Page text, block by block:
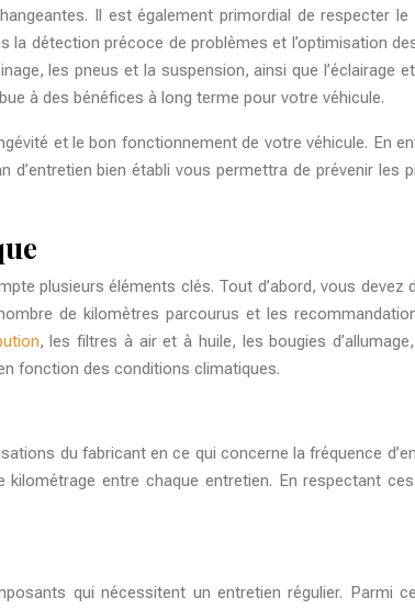
Il est également primordial de respecter
détection précoce de problèmes et l’optimisation
les pneus et la suspension, ainsi que l’éclairage
à des bénéfices à long terme pour votre véhicule.
et le bon fonctionnement de votre véhicule. En
bien établi vous permettra de prévenir les
plusieurs éléments clés. Tout d’abord, vous
de kilomètres parcourus et les
, les filtres à air et à huile, les bougies
fonction des conditions climatiques.
du fabricant en ce qui concerne la fréquence
entre chaque entretien. En respectant
qui nécessitent un entretien régulier. Parmi